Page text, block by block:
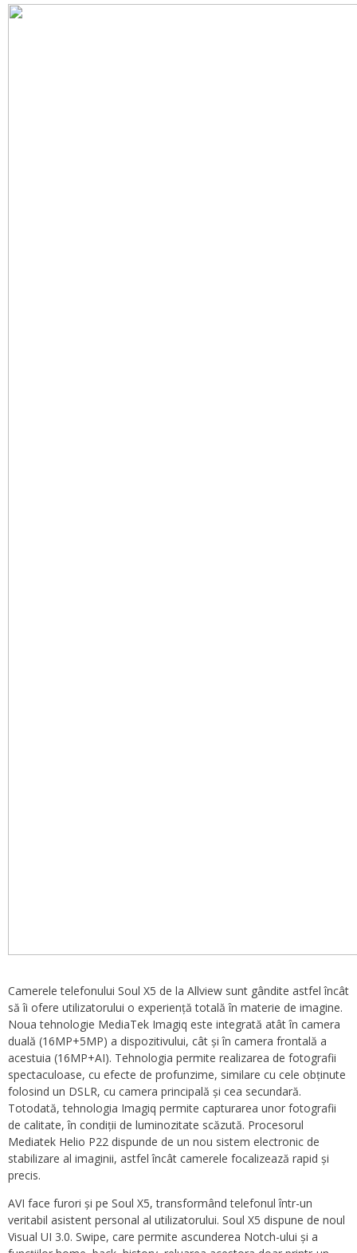
Camerele telefonului Soul X5 de la Allview sunt gândite astfel încât
să îi ofere utilizatorului o experiență totală în materie de imagine.
Noua tehnologie MediaTek Imagiq este integrată atât în camera
duală (16MP+5MP) a dispozitivului, cât și în camera frontală a
acestuia (16MP+AI). Tehnologia permite realizarea de fotografii
spectaculoase, cu efecte de profunzime, similare cu cele obținute
folosind un DSLR, cu camera principală și cea secundară.
Totodată, tehnologia Imagiq permite capturarea unor fotografii
de calitate, în condiții de luminozitate scăzută. Procesorul
Mediatek Helio P22 dispunde de un nou sistem electronic de
stabilizare al imaginii, astfel încât camerele focalizează rapid și
precis.
AVI face furori și pe Soul X5, transformând telefonul într-un
veritabil asistent personal al utilizatorului. Soul X5 dispune de noul
Visual UI 3.0. Swipe, care permite ascunderea Notch-ului și a